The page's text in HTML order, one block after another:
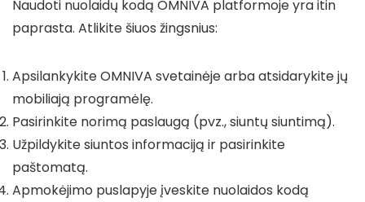
Naudoti nuolaidų kodą OMNIVA platformoje yra itin
paprasta. Atlikite šiuos žingsnius:
Apsilankykite OMNIVA svetainėje arba atsidarykite jų
mobiliają programėlę.
Pasirinkite norimą paslaugą (pvz., siuntų siuntimą).
Užpildykite siuntos informaciją ir pasirinkite
paštomatą.
Apmokėjimo puslapyje įveskite nuolaidos kodą